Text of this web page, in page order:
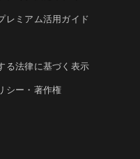
レミアム活用ガイド
る法律に基づく表示
シー・著作権